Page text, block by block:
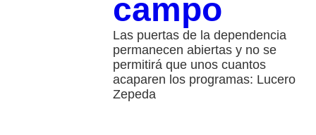
campo
Las puertas de la dependencia
permanecen abiertas y no se
permitirá que unos cuantos
acaparen los programas: Lucero
Zepeda